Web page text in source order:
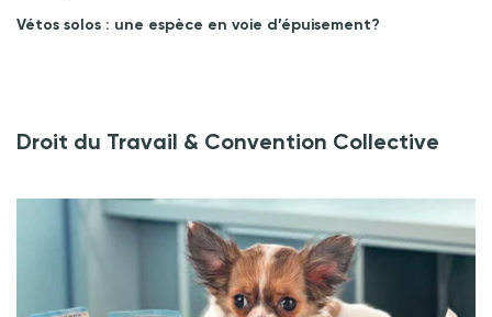
Vétos solos : une espèce en voie d’épuisement?
Droit du Travail & Convention Collective